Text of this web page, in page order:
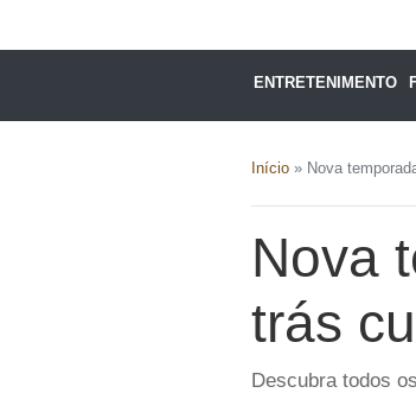
ENTRETENIMENTO
Início » Nova
Nova
trás
Descubra todos